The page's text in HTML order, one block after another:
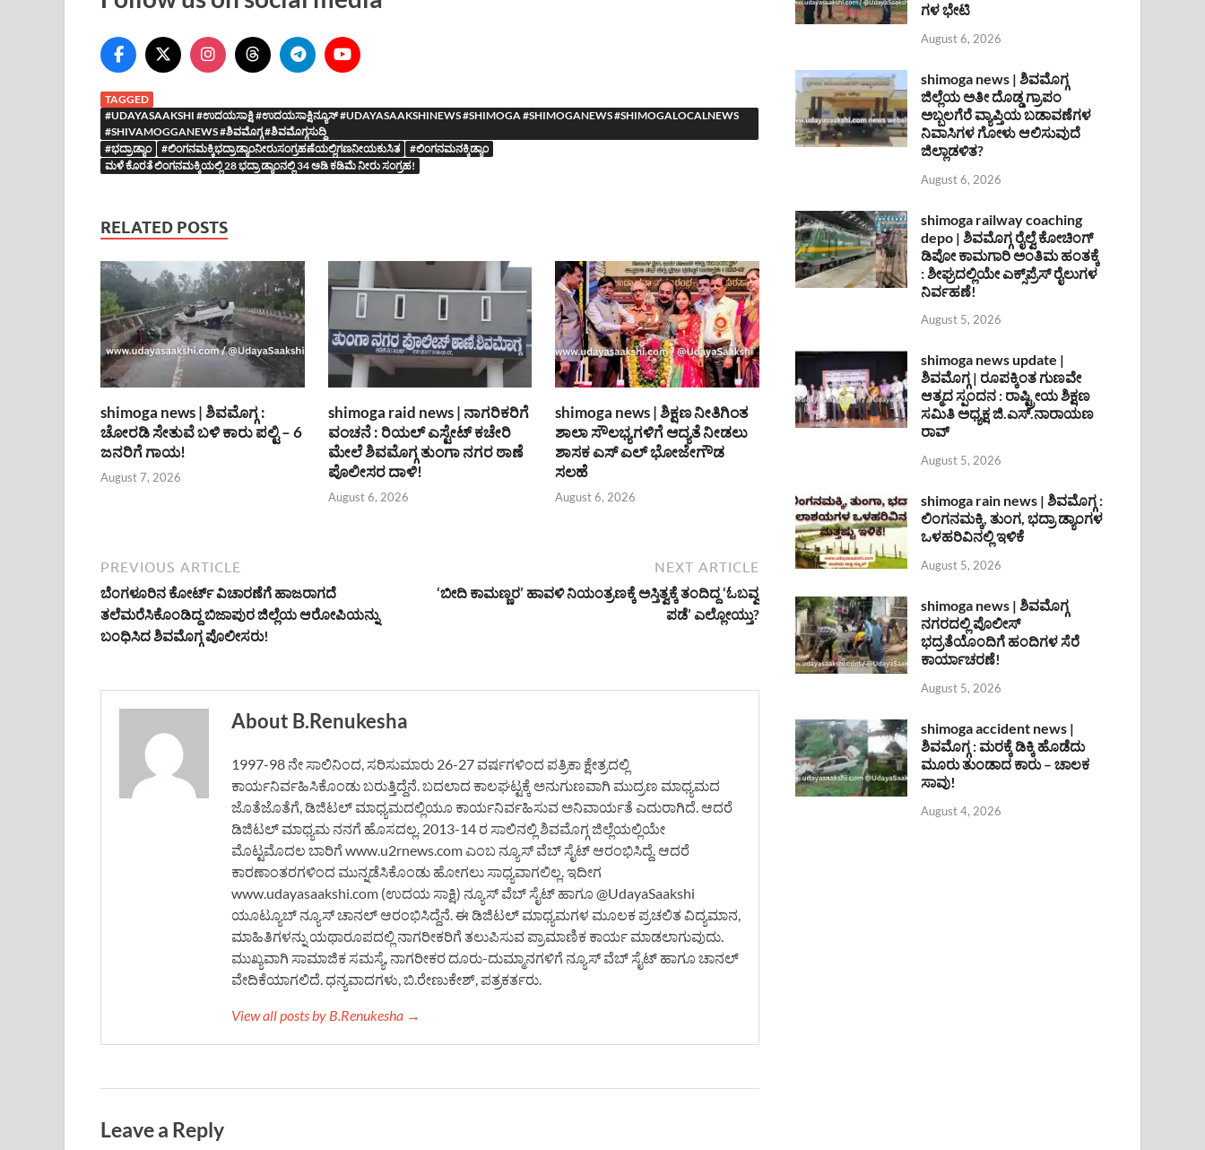
TAGGED
#UDAYASAAKSHI #ಉದಯಸಾಕ್ಷಿ #ಉದಯಸಾಕ್ಷಿನ್ಯೂಸ್ #UDAYASAAKSHINEWS #SHIMOGA #SHIMOGANEWS #SHIMOGALOCALNEWS
#SHIVAMOGGANEWS #ಶಿವಮೊಗ್ಗ #ಶಿವಮೊಗ್ಗಸುದ್ದಿ
#ಭದ್ರಾಡ್ಯಾಂ
#ಲಿಂಗನಮಕ್ಕಿಭದ್ರಾಡ್ಯಾಂನೀರುಸಂಗ್ರಹಣೆಯಲ್ಲಿಗಣನೀಯಕುಸಿತ
#ಲಿಂಗನಮನಕ್ಕಿಡ್ಯಾಂ
ಮಳೆ ಕೊರತೆ ಲಿಂಗನಮಕ್ಕಿಯಲ್ಲಿ 28 ಭದ್ರಾ ಡ್ಯಾಂನಲ್ಲಿ 34 ಅಡಿ ಕಡಿಮೆ ನೀರು ಸಂಗ್ರಹ!
RELATED POSTS
shimoga news | ಶಿವಮೊಗ್ಗ :
ಚೋರಡಿ ಸೇತುವೆ ಬಳಿ ಕಾರು ಪಲ್ಟಿ – 6
ಜನರಿಗೆ ಗಾಯ!
August 7, 2026
shimoga raid news | ನಾಗರಿಕರಿಗೆ
ವಂಚನೆ : ರಿಯಲ್ ಎಸ್ಟೇಟ್ ಕಚೇರಿ
ಮೇಲೆ ಶಿವಮೊಗ್ಗ ತುಂಗಾ ನಗರ ಠಾಣೆ
ಪೊಲೀಸರ ದಾಳಿ!
August 6, 2026
shimoga news | ಶಿಕ್ಷಣ ನೀತಿಗಿಂತ
ಶಾಲಾ ಸೌಲಭ್ಯಗಳಿಗೆ ಆದ್ಯತೆ ನೀಡಲು
ಶಾಸಕ ಎಸ್ ಎಲ್ ಭೋಜೇಗೌಡ
ಸಲಹೆ
August 6, 2026
PREVIOUS ARTICLE
ಬೆಂಗಳೂರಿನ ಕೋರ್ಟ್ ವಿಚಾರಣೆಗೆ ಹಾಜರಾಗದೆ
ತಲೆಮರೆಸಿಕೊಂಡಿದ್ದ ಬಿಜಾಪುರ ಜಿಲ್ಲೆಯ ಆರೋಪಿಯನ್ನು
ಬಂಧಿಸಿದ ಶಿವಮೊಗ್ಗ ಪೊಲೀಸರು!
NEXT ARTICLE
‘ಬೀದಿ ಕಾಮಣ್ಣರ’ ಹಾವಳಿ ನಿಯಂತ್ರಣಕ್ಕೆ ಅಸ್ತಿತ್ವಕ್ಕೆ ತಂದಿದ್ದ ‘ಓಬವ್ವ
ಪಡೆ’ ಎಲ್ಲೋಯ್ತು?
About B.Renukesha
1997-98 ನೇ ಸಾಲಿನಿಂದ, ಸರಿಸುಮಾರು 26-27 ವರ್ಷಗಳಿಂದ ಪತ್ರಿಕಾ ಕ್ಷೇತ್ರದಲ್ಲಿ
ಕಾರ್ಯನಿರ್ವಹಿಸಿಕೊಂಡು ಬರುತ್ತಿದ್ದೆನೆ. ಬದಲಾದ ಕಾಲಘಟ್ಟಕ್ಕೆ ಅನುಗುಣವಾಗಿ ಮುದ್ರಣ ಮಾಧ್ಯಮದ
ಜೊತೆಜೊತೆಗೆ, ಡಿಜಿಟಲ್ ಮಾಧ್ಯಮದಲ್ಲಿಯೂ ಕಾರ್ಯನಿರ್ವಹಿಸುವ ಅನಿವಾರ್ಯತೆ ಎದುರಾಗಿದೆ. ಆದರೆ
ಡಿಜಿಟಲ್ ಮಾಧ್ಯಮ ನನಗೆ ಹೊಸದಲ್ಲ. 2013-14 ರ ಸಾಲಿನಲ್ಲಿ ಶಿವಮೊಗ್ಗ ಜಿಲ್ಲೆಯಲ್ಲಿಯೇ
ಮೊಟ್ಟಮೊದಲ ಬಾರಿಗೆ www.u2rnews.com ಎಂಬ ನ್ಯೂಸ್ ವೆಬ್ ಸೈಟ್ ಆರಂಭಿಸಿದ್ದೆ. ಆದರೆ
ಕಾರಣಾಂತರಗಳಿಂದ ಮುನ್ನಡೆಸಿಕೊಂಡು ಹೋಗಲು ಸಾಧ್ಯವಾಗಲಿಲ್ಲ. ಇದೀಗ
www.udayasaakshi.com (ಉದಯ ಸಾಕ್ಷಿ) ನ್ಯೂಸ್ ವೆಬ್ ಸೈಟ್ ಹಾಗೂ @UdayaSaakshi
ಯೂಟ್ಯೂಬ್ ನ್ಯೂಸ್ ಚಾನಲ್ ಆರಂಭಿಸಿದ್ದೆನೆ. ಈ ಡಿಜಿಟಲ್ ಮಾಧ್ಯಮಗಳ ಮೂಲಕ ಪ್ರಚಲಿತ ವಿದ್ಯಮಾನ,
ಮಾಹಿತಿಗಳನ್ನು ಯಥಾರೂಪದಲ್ಲಿ ನಾಗರೀಕರಿಗೆ ತಲುಪಿಸುವ ಪ್ರಾಮಾಣಿಕ ಕಾರ್ಯ ಮಾಡಲಾಗುವುದು.
ಮುಖ್ಯವಾಗಿ ಸಾಮಾಜಿಕ ಸಮಸ್ಯೆ, ನಾಗರೀಕರ ದೂರು-ದುಮ್ಮಾನಗಳಿಗೆ ನ್ಯೂಸ್ ವೆಬ್ ಸೈಟ್ ಹಾಗೂ ಚಾನಲ್
ವೇದಿಕೆಯಾಗಲಿದೆ. ಧನ್ಯವಾದಗಳು, ಬಿ.ರೇಣುಕೇಶ್, ಪತ್ರಕರ್ತರು.
View all posts by B.Renukesha →
Leave a Reply
ಗಳ ಭೇಟಿ
August 6, 2026
shimoga news | ಶಿವಮೊಗ್ಗ
ಜಿಲ್ಲೆಯ ಅತೀ ದೊಡ್ಡ ಗ್ರಾಪಂ
ಅಬ್ಬಲಗೆರೆ ವ್ಯಾಪ್ತಿಯ ಬಡಾವಣೆಗಳ
ನಿವಾಸಿಗಳ ಗೋಳು ಆಲಿಸುವುದೆ
ಜಿಲ್ಲಾಡಳಿತ?
August 6, 2026
shimoga railway coaching
depo | ಶಿವಮೊಗ್ಗ ರೈಲ್ವೆ ಕೋಚಿಂಗ್
ಡಿಪೋ ಕಾಮಗಾರಿ ಅಂತಿಮ ಹಂತಕ್ಕೆ
: ಶೀಘ್ರದಲ್ಲಿಯೇ ಎಕ್ಸ್‌ಪ್ರೆಸ್ ರೈಲುಗಳ
ನಿರ್ವಹಣೆ!
August 5, 2026
shimoga news update |
ಶಿವಮೊಗ್ಗ | ರೂಪಕ್ಕಿಂತ ಗುಣವೇ
ಆತ್ಮದ ಸ್ಪಂದನ : ರಾಷ್ಟ್ರೀಯ ಶಿಕ್ಷಣ
ಸಮಿತಿ ಅಧ್ಯಕ್ಷ ಜಿ.ಎಸ್.ನಾರಾಯಣ
ರಾವ್
August 5, 2026
shimoga rain news | ಶಿವಮೊಗ್ಗ :
ಲಿಂಗನಮಕ್ಕಿ, ತುಂಗ, ಭದ್ರಾ ಡ್ಯಾಂಗಳ
ಒಳಹರಿವಿನಲ್ಲಿ ಇಳಿಕೆ
August 5, 2026
shimoga news | ಶಿವಮೊಗ್ಗ
ನಗರದಲ್ಲಿ ಪೊಲೀಸ್
ಭದ್ರತೆಯೊಂದಿಗೆ ಹಂದಿಗಳ ಸೆರೆ
ಕಾರ್ಯಾಚರಣೆ!
August 5, 2026
shimoga accident news |
ಶಿವಮೊಗ್ಗ : ಮರಕ್ಕೆ ಡಿಕ್ಕಿ ಹೊಡೆದು
ಮೂರು ತುಂಡಾದ ಕಾರು – ಚಾಲಕ
ಸಾವು!
August 4, 2026